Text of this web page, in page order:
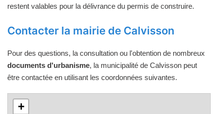
restent valables pour la délivrance du permis de construire.
Contacter la mairie de Calvisson
Pour des questions, la consultation ou l'obtention de nombreux
documents d'urbanisme, la municipalité de Calvisson peut
être contactée en utilisant les coordonnées suivantes.
+